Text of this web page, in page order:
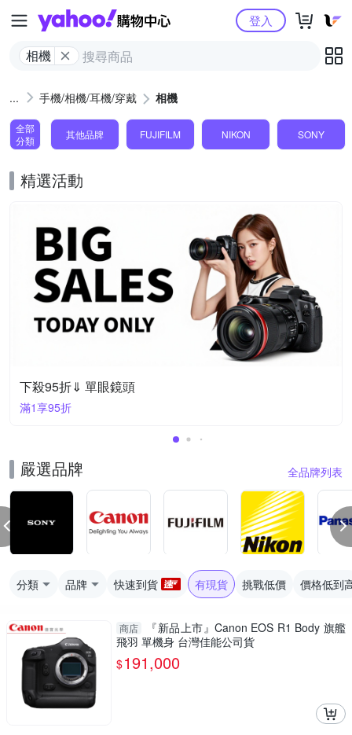
Yahoo購物中心
相機
登入
手機/相機/耳機/穿戴 相機
全部
分類
其他品牌 FUJIFILM NIKON SONY
精選活動
下殺95折⇓ 單眼鏡頭
滿1享95折
嚴選品牌 全品牌列表
分類 品牌 快速到貨 有現貨 挑戰低價 價格低到
商店
『新品上市』Canon EOS R1 Body 旗艦
飛羽 單機身 台灣佳能公司貨
$191,000